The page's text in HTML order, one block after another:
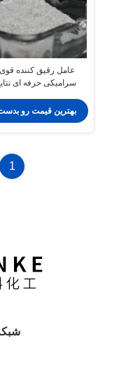
عامل رقیق کننده
سرامیکی حرفه ای
بهترین قیمت رو بدست
1